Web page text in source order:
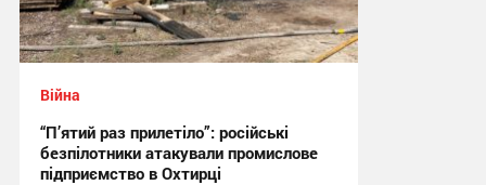
Війна
“П’ятий раз прилетіло”: російські
безпілотники атакували промислове
підприємство в Охтирці